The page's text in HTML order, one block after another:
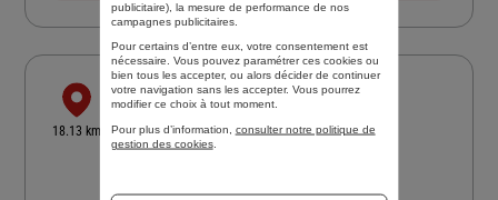
18.13 km
ASSURANCES PASCAL JORET
28 RUE NICOLAI
75012 PARIS
publicitaire), la mesure de performance de nos
campagnes publicitaires.
Pour certains d’entre eux, votre consentement est
nécessaire. Vous pouvez paramétrer ces cookies ou
bien tous les accepter, ou alors décider de continuer
votre navigation sans les accepter. Vous pourrez
modifier ce choix à tout moment.
Pour plus d’information, consulter notre politique de
gestion des cookies.